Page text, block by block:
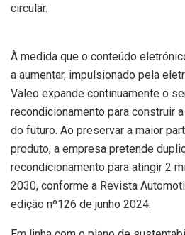
circular.
À medida que o conteúdo
a aumentar, impulsionado pela
Valeo expande continuamente o
recondicionamento para construir
do futuro. Ao preservar a maior
produto, a empresa pretende
recondicionamento para atingir 2
2030, conforme a Revista
edição nº126 de junho 2024.